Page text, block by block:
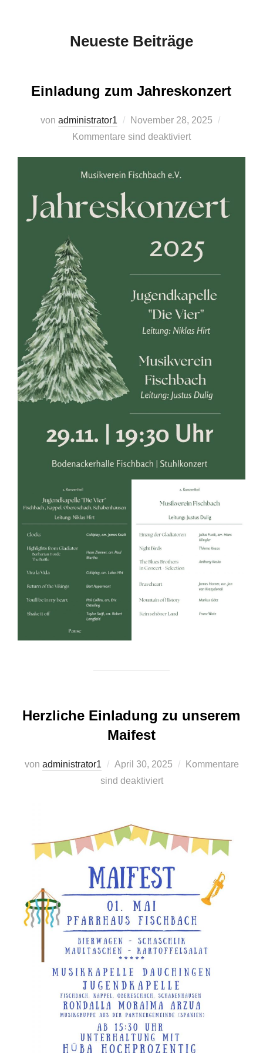
Neueste Beiträge
Einladung zum Jahreskonzert
von administrator1
Veröffentlicht
am
November 28, 2025
Kommentare sind deaktiviert
Herzliche Einladung zu unserem
Maifest
von administrator1
Veröffentlicht
am
April 30, 2025
Kommentare
sind deaktiviert